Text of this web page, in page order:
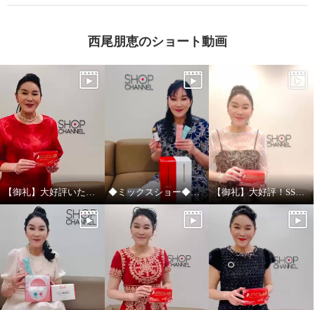
アルゼンチン産 高濃度馬プラセ
ンタ原末 １００％使用！ “馬プラ
センタシード プロアスタ” 増量
特別ボックス
アルゼンチン産 高濃度馬プラセ
ンタエキス 原末１００％使用！
“馬プラセンタシード プロアス
タ”
西尾朋恵のショート動画
【御礼】大好評いただきありがとうございました！ ◆ミックスショー◆大好評いただきありがとうございました！！！ 【御礼】大好評！SSV放送ありがとうございました！